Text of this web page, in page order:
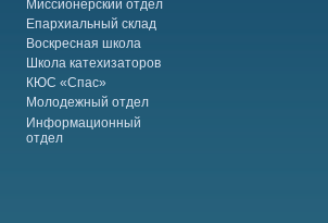
Миссионерский отдел
Епархиальный склад
Воскресная школа
Школа катехизаторов
КЮС «Спас»
Молодежный отдел
Информационный
отдел